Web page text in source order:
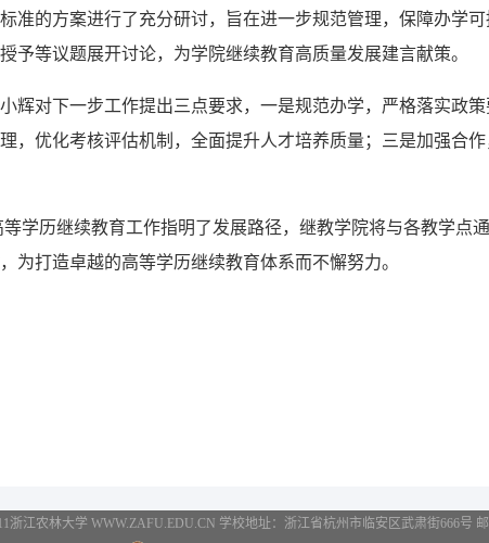
准的方案进行了充分研讨，旨在进一步规范管理，保障办学
予等议题展开讨论，为学院继续教育高质量发展建言献策。
辉对下一步工作提出三点要求，一是规范办学，严格落实政
，优化考核评估机制，全面提升人才培养质量；三是加强合
学历继续教育工作指明了发展路径， 继教学院将与各教学点
为打造卓越的高等学历继续教育体系而不懈努力。
浙江农林大学 WWW.ZAFU.EDU.CN 学校地址：浙江省杭州市临安区武肃街666号 邮